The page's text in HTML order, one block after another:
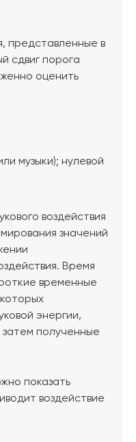
представленные в
сдвиг порога
оценить
музыки); нулевой
воздействия
значений
Время
временные
энергии,
полученные
показать
воздействие